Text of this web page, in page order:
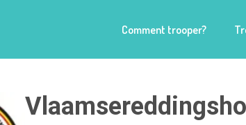
Comment trooper?